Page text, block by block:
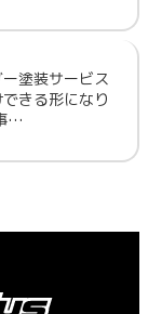
塗装サービス
きる形になり
…